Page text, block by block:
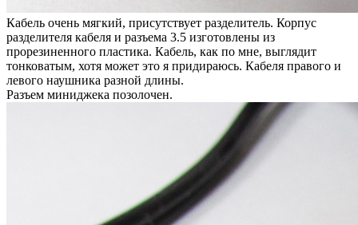
Кабель очень мягкий, присутствует разделитель. Корпус
разделителя кабеля и разъема 3.5 изготовлены из
прорезиненного пластика. Кабель, как по мне, выглядит
тонковатым, хотя может это я придираюсь. Кабеля правого и
левого наушника разной длины.
Разъем миниджека позолочен.